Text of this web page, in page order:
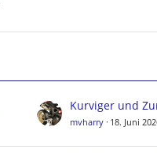
Kurviger und
mvharry 18. Juni